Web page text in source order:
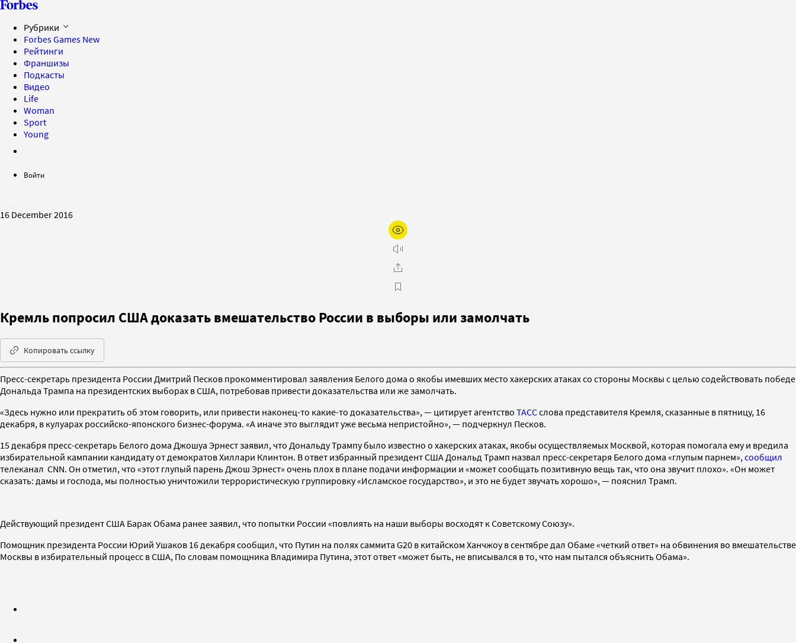
Рубрики
Forbes Games New
Рейтинги
Франшизы
Подкасты
Видео
Life
Woman
Sport
Young
Войти
16 December 2016
Кремль попросил США доказать вмешательство России в выборы или замолчать
Копировать ссылку
Пресс-секретарь президента России Дмитрий Песков прокомментировал заявления Белого дома о якобы имевших место хакерских атаках со стороны Москвы с целью содействовать победе
Дональда Трампа на президентских выборах в США, потребовав привести доказательства или же замолчать.
«Здесь нужно или прекратить об этом говорить, или привести наконец-то какие-то доказательства», — цитирует агентство ТАССслова представителя Кремля, сказанные в пятницу, 16
декабря, в кулуарах российско-японского бизнес-форума. «А иначе это выглядит уже весьма непристойно», — подчеркнул Песков.
15 декабря пресс-секретарь Белого дома Джошуа Эрнест заявил, что Дональду Трампу было известно о хакерских атаках, якобы осуществляемых Москвой, которая помогала ему и вредила
избирательной кампании кандидату от демократов Хиллари Клинтон. В ответ избранный президент США Дональд Трамп назвал пресс-секретаря Белого дома «глупым парнем», сообщил
телеканал CNN. Он отметил, что «этот глупый парень Джош Эрнест» очень плох в плане подачи информации и «может сообщать позитивную вещь так, что она звучит плохо». «Он может
сказать: дамы и господа, мы полностью уничтожили террористическую группировку «Исламское государство», и это не будет звучать хорошо», — пояснил Трамп.
Действующий президент США Барак Обама ранее заявил, что попытки России «повлиять на наши выборы восходят к Советскому Союзу».
Помощник президента России Юрий Ушаков 16 декабря сообщил, что Путин на полях саммита G20 в китайском Ханчжоу в сентябре дал Обаме «четкий ответ» на обвинения во вмешательстве
Москвы в избирательный процесс в США, По словам помощника Владимира Путина, этот ответ «может быть, не вписывался в то, что нам пытался объяснить Обама».